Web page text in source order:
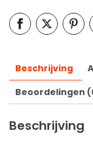
Beschrijving
Beoordelingen
Beschrijving